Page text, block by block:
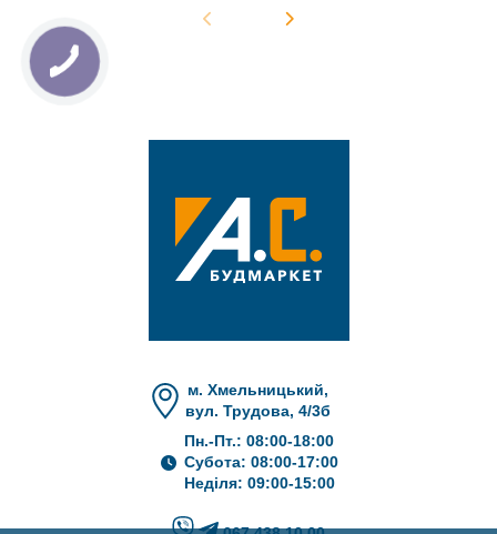
м. Хмельницький,
вул. Трудова, 4/3б
Пн.-Пт.: 08:00-18:00
Субота: 08:00-17:00
Неділя: 09:00-15:00